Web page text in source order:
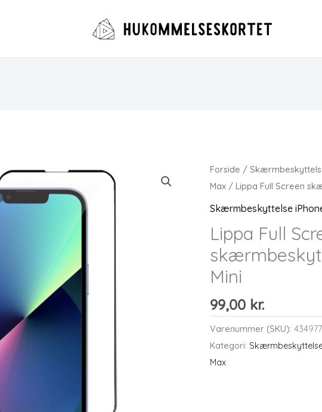
Forside /
Max / Lippa Full Screen
Skærmbeskyttelse
Lippa Full
Mini
99,00 kr.
Varenummer (SKU):
Kategori:
Max